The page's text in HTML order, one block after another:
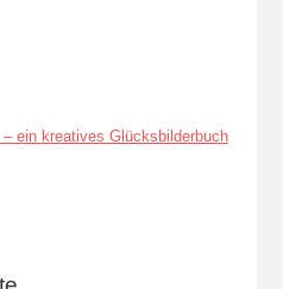
ein kreatives Glücksbilderbuch